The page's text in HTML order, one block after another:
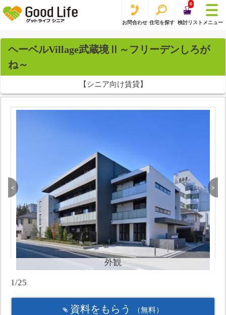
お問合わせ 住宅を探す
0
検討リスト メニュー
ヘーベルVillage武蔵境Ⅱ～フリーデンしろが
ね～
【シニア向け賃貸】
<
外観
>
1/25
資料をもらう （無料）